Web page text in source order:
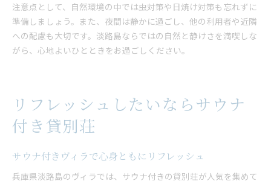
注意点として、自然環境の中では虫対策や日焼け対策も忘れずに
準備しましょう。また、夜間は静かに過ごし、他の利用者や近隣
への配慮も大切です。淡路島ならではの自然と静けさを満喫しな
がら、心地よいひとときをお過ごしください。
リフレッシュしたいならサウナ
付き貸別荘
サウナ付きヴィラで心身ともにリフレッシュ
兵庫県淡路島のヴィラでは、サウナ付きの貸別荘が人気を集めて